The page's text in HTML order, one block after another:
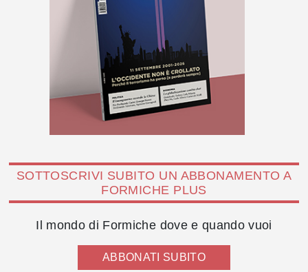
SOTTOSCRIVI SUBITO UN ABBONAMENTO A
FORMICHE PLUS
Il mondo di Formiche dove e quando vuoi
ABBONATI SUBITO